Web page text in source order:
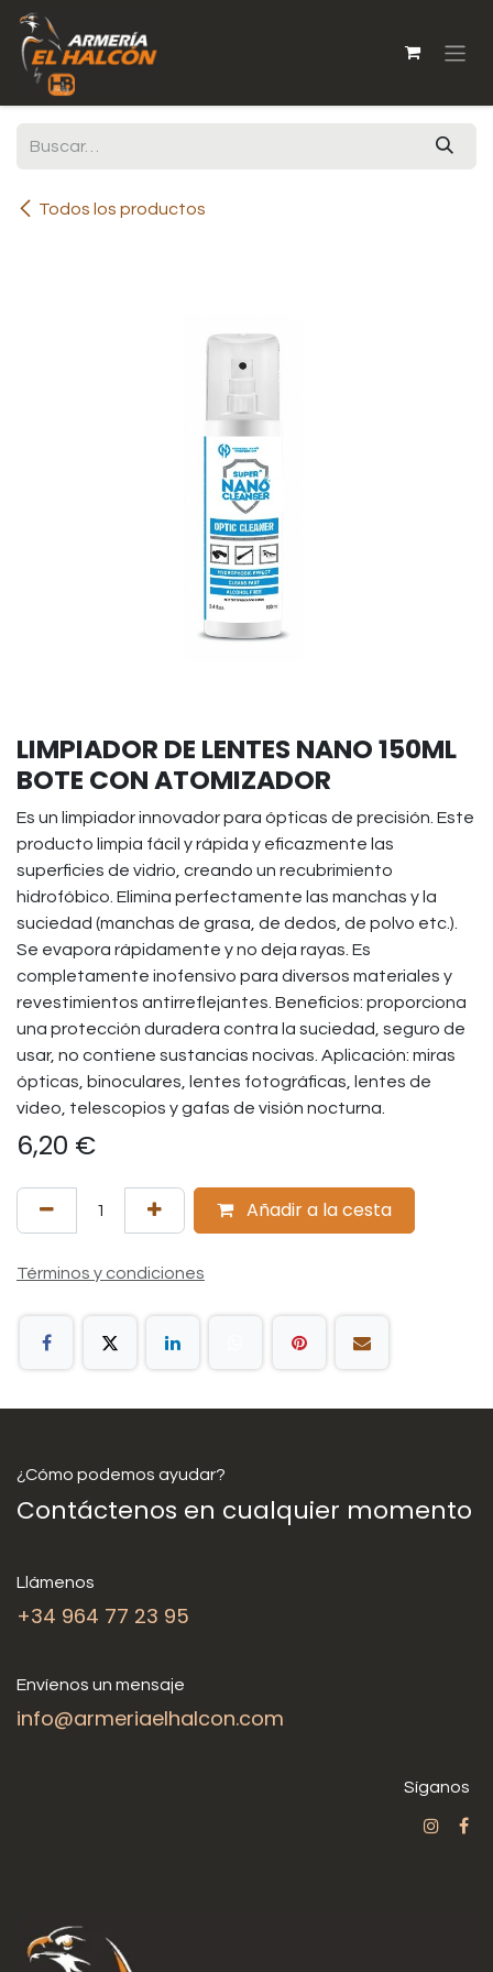
Ir al contenido
Todos los productos
LIMPIADOR DE LENTES NANO 150ML
BOTE CON ATOMIZADOR
Es un limpiador innovador para ópticas de precisión. Este
producto limpia fácil y rápida y eficazmente las
superficies de vidrio, creando un recubrimiento
hidrofóbico. Elimina perfectamente las manchas y la
suciedad (manchas de grasa, de dedos, de polvo etc.).
Se evapora rápidamente y no deja rayas. Es
completamente inofensivo para diversos materiales y
revestimientos antirreflejantes. Beneficios: proporciona
una protección duradera contra la suciedad, seguro de
usar, no contiene sustancias nocivas. Aplicación: miras
ópticas, binoculares, lentes fotográficas, lentes de
video, telescopios y gafas de visión nocturna.
6,20 €
Añadir a la cesta
Términos y condiciones
¿Cómo podemos ayudar?
Contáctenos en cualquier momento
Llámenos
+34 964 77 23 95
Envíenos un mensaje
info@armeriaelhalcon.com
Síganos